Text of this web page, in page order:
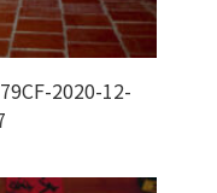
2020-12-